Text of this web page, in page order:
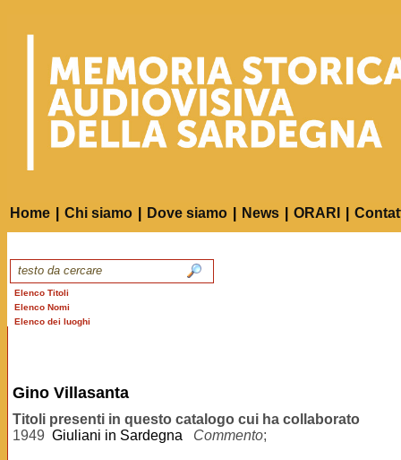
Home Chi siamo Dove siamo News ORARI
Elenco Titoli
Elenco Nomi
Elenco dei luoghi
Gino Villasanta
Titoli presenti in questo catalogo cui ha collaborato
1949 Giuliani in Sardegna Commento;